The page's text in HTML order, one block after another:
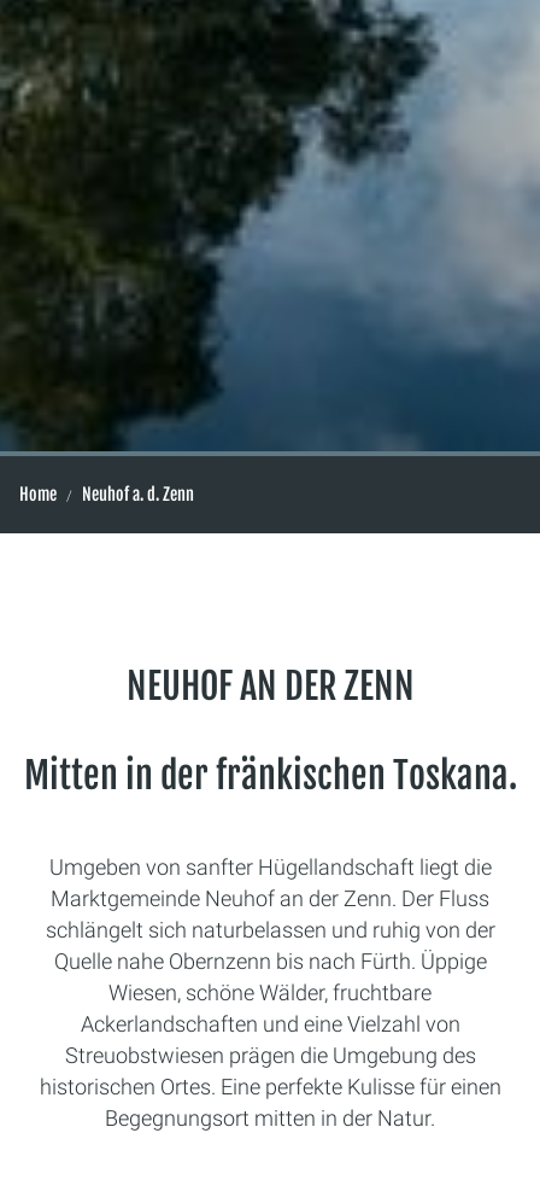
Home Neuhof a. d. Zenn
NEUHOF AN DER ZENN
Mitten in der fränkischen Toskana.
Umgeben von sanfter Hügellandschaft liegt die
Marktgemeinde Neuhof an der Zenn. Der Fluss
schlängelt sich naturbelassen und ruhig von der
Quelle nahe Obernzenn bis nach Fürth. Üppige
Wiesen, schöne Wälder, fruchtbare
Ackerlandschaften und eine Vielzahl von
Streuobstwiesen prägen die Umgebung des
historischen Ortes. Eine perfekte Kulisse für einen
Begegnungsort mitten in der Natur.